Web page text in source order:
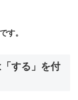
す。
「する」を付